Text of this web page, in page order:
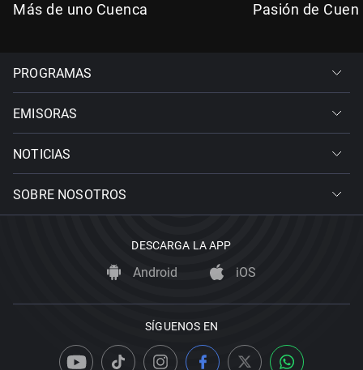
Más de uno Cuenca Pasión de
PROGRAMAS
EMISORAS
NOTICIAS
SOBRE NOSOTROS
DESCARGA LA APP
Android iOS
SÍGUENOS EN